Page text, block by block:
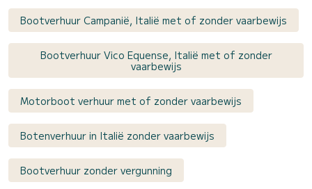
Bootverhuur Campanië, Italië met of zonder vaarbewijs
Bootverhuur Vico Equense, Italië met of zonder
vaarbewijs
Motorboot verhuur met of zonder vaarbewijs
Botenverhuur in Italië zonder vaarbewijs
Bootverhuur zonder vergunning